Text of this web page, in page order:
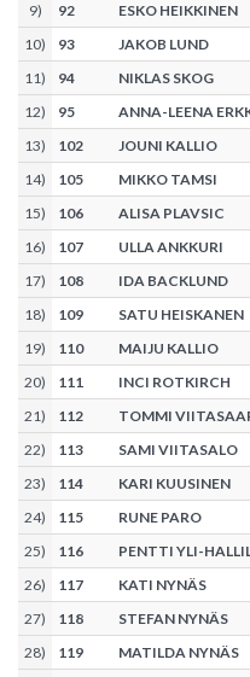
9) 92
ESKO HEIKKINEN
10) 93
JAKOB LUND
11) 94
NIKLAS SKOG
12) 95
ANNA-LEENA
13) 102
JOUNI KALLIO
14) 105
MIKKO TAMSI
15) 106
ALISA PLAVSIC
16) 107
ULLA ANKKURI
17) 108
IDA BACKLUND
18) 109
SATU HEISKANEN
19) 110
MAIJU KALLIO
20) 111
INCI ROTKIRCH
21) 112
TOMMI
22) 113
SAMI VIITASALO
23) 114
KARI KUUSINEN
24) 115
RUNE PARO
25) 116
PENTTI YLI-
26) 117
KATI NYNÄS
27) 118
STEFAN NYNÄS
28) 119 MATILDA NYNÄS